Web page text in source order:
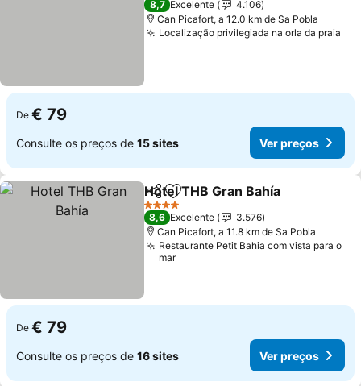
8,7 Excelente
4.106
Can Picafort, a 12.0 km de Sa Pobla
Localização privilegiada na orla da praia
De € 79
Consulte os preços de 15 sites Ver preços
PartilharAdicionar aos favoritos
Hotel THB Gran Bahía
4 Estrelas
8,6 Excelente
3.576
Can Picafort, a 11.8 km de Sa Pobla
Restaurante Petit Bahia com vista para o
mar
De € 79
Consulte os preços de 16 sites Ver preços